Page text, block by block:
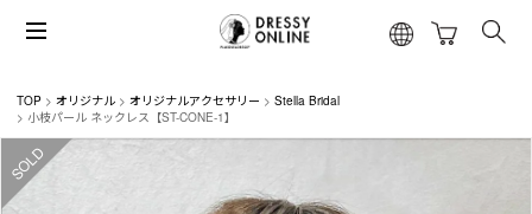
TOP オリジナル オリジナルアクセサリー
Stella Bridal
小枝パール ネックレス【ST-CONE-1】